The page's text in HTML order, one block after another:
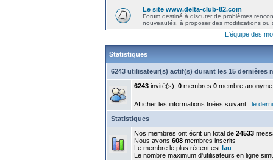
Le site www.delta-club-82.com
Forum destiné à discuter de problèmes
nouveautés, à proposer des modifications ou
L'équipe des
Statistiques
6243 utilisateur(s) actif(s) durant les 15 dernières
6243 invité(s), 0 membres 0 membre anonyme
Afficher les informations triées suivant : le
Statistiques
Nos membres ont écrit un total de 24533
Nous avons 608 membres inscrits
Le membre le plus récent est lau
Le nombre maximum d'utilisateurs en ligne